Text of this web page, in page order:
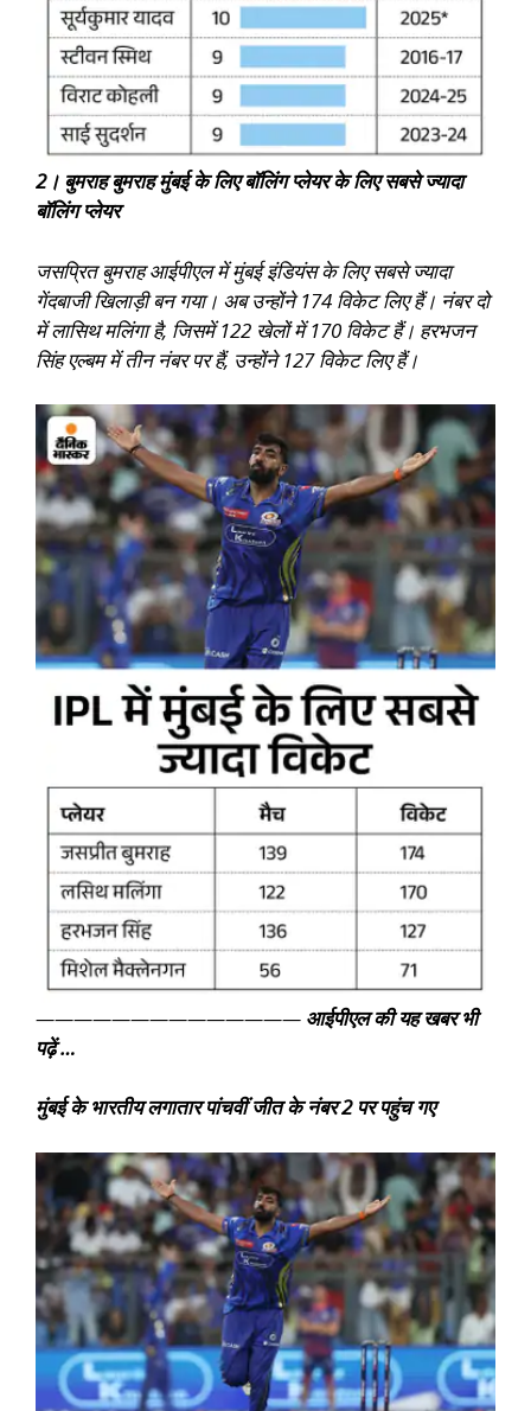
2। बुमराह बुमराह मुंबई के लिए बॉलिंग प्लेयर के लिए सबसे ज्यादा
बॉलिंग प्लेयर
जसप्रित बुमराह आईपीएल में मुंबई इंडियंस के लिए सबसे ज्यादा
गेंदबाजी खिलाड़ी बन गया। अब उन्होंने 174 विकेट लिए हैं। नंबर दो
में लासिथ मलिंगा है, जिसमें 122 खेलों में 170 विकेट हैं। हरभजन
सिंह एल्बम में तीन नंबर पर हैं, उन्होंने 127 विकेट लिए हैं।
—————————————— आईपीएल की यह खबर भी
पढ़ें …
मुंबई के भारतीय लगातार पांचवीं जीत के नंबर 2 पर पहुंच गए